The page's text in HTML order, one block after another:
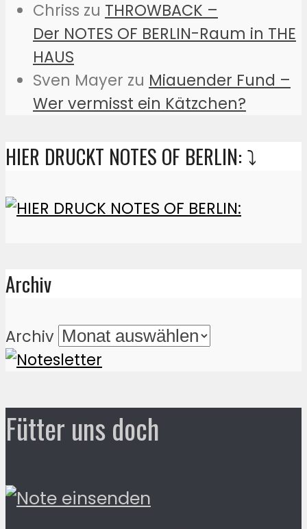
Chriss zu THROWBACK –
Der NOTES OF BERLIN-Raum in THE
HAUS
Sven Mayer zu Miauender Fund –
Wer vermisst ein Kätzchen?
HIER DRUCKT NOTES OF BERLIN: ⤵️
Archiv
Archiv
Fütter uns doch